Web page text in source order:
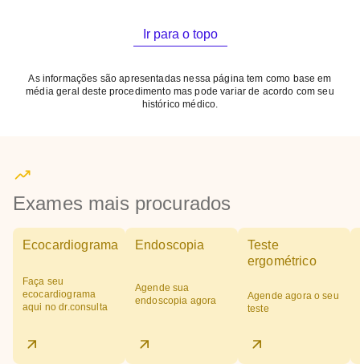
Ir para o topo
As informações são apresentadas nessa página tem como base em
média geral deste procedimento mas pode variar de acordo com seu
histórico médico.
Exames mais procurados
Ecocardiograma
Faça seu
ecocardiograma
aqui no dr.consulta
Endoscopia
Agende sua
endoscopia agora
Teste
ergométrico
Agende agora o seu
teste